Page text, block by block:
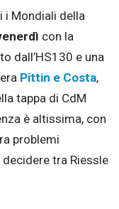
i Mondiali della
con la
dall’HS130 e una
Pittin e Costa,
tappa di CdM
è altissima, con
problemi
decidere tra Riessle